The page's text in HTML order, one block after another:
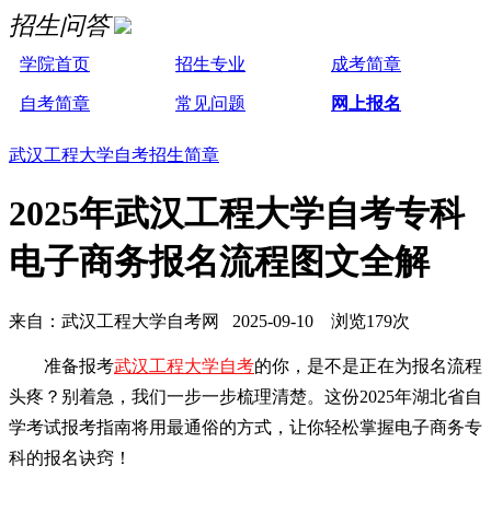
招生问答
学院首页 招生专业 成考简章
自考简章 常见问题 网上报名
武汉工程大学自考招生简章
2025年武汉工程大学自考专科
电子商务报名流程图文全解
来自：武汉工程大学自考网 2025-09-10 浏览179次
准备报考武汉工程大学自考的你，是不是正在为报名流程
头疼？别着急，我们一步一步梳理清楚。这份2025年湖北省自
学考试报考指南将用最通俗的方式，让你轻松掌握电子商务专
科的报名诀窍！